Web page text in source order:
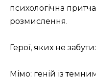
психологічна
розмислення.
Герої, яких не забути:
Мімо: геній із